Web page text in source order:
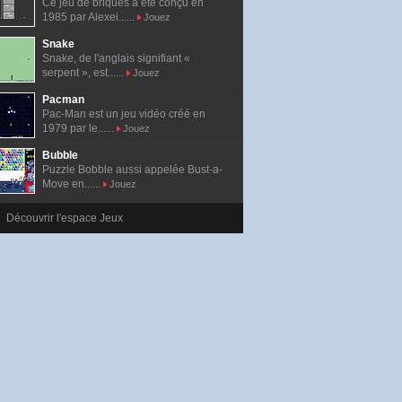
Ce jeu de briques a été conçu en
1985 par Alexei......
Jouez
Snake
Snake, de l'anglais signifiant «
serpent », est......
Jouez
Pacman
Pac-Man est un jeu vidéo créé en
1979 par le......
Jouez
Bubble
Puzzle Bobble aussi appelée Bust-a-
Move en......
Jouez
Découvrir l'espace Jeux